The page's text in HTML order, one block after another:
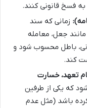
به فسخ قانونی کنند.
زمانی که سند
جعل، معامله
باطل محسوب شود و
کند.
تعهد، خسارت
که یکی از طرفین
باشد (مثل عدم